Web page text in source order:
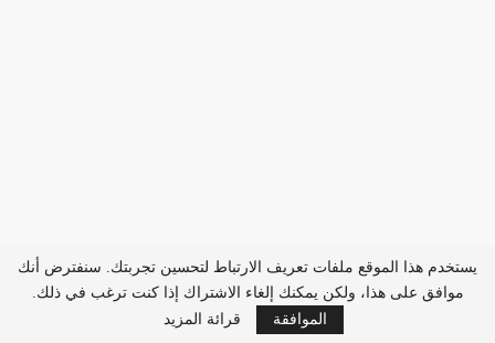
يستخدم هذا الموقع ملفات تعريف الارتباط لتحسين تجربتك. سنفترض أنك
موافق على هذا، ولكن يمكنك إلغاء الاشتراك إذا كنت ترغب في ذلك.
الموافقة
قرائة المزيد